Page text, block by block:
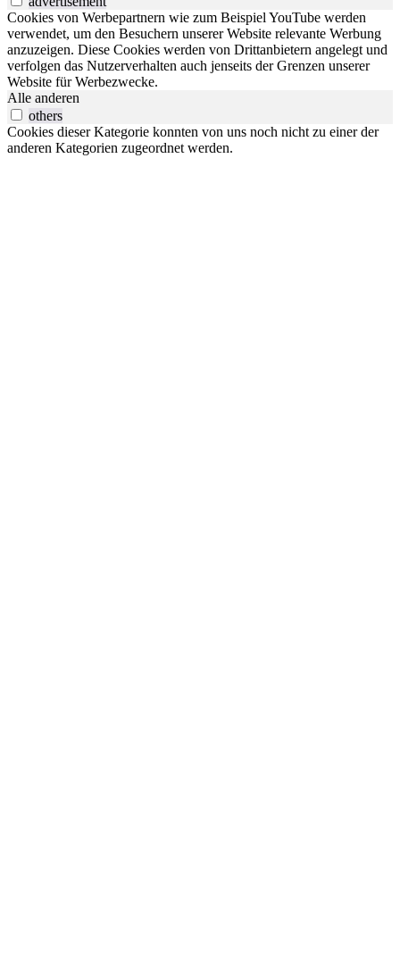
Cookies von Werbepartnern wie zum Beispiel YouTube werden
verwendet, um den Besuchern unserer Website relevante Werbung
anzuzeigen. Diese Cookies werden von Drittanbietern angelegt und
verfolgen das Nutzerverhalten auch jenseits der Grenzen unserer
Website für Werbezwecke.
Alle anderen
others
Cookies dieser Kategorie konnten von uns noch nicht zu einer der
anderen Kategorien zugeordnet werden.